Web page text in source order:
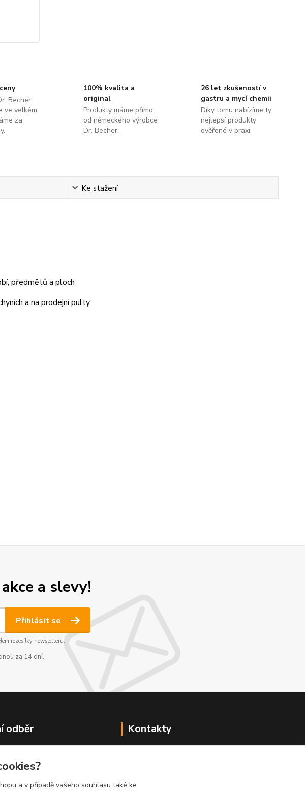
Becher
ve velkém,
za
100% kvalita a
original
Produkty máme přímo
od německého výrobce
Dr. Becher.
26 let zkušeností v
gastru a mycí chemii
Díky tomu nabízíme ty
nejlepší produkty
ověřené v praxi.
Ke stažení
předmětů a ploch
a na prodejní pulty
a slevy!
Přihlásit se
rozesílky newsletteru.
za 14 dní.
odběr
GTE s.r.o.
Kontakty
a v případě vašeho souhlasu také ke